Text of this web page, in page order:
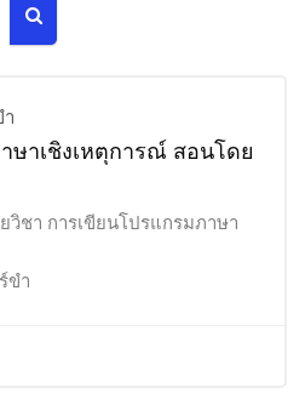
ษาเชิงเหตุการณ์ สอนโดย
วิชา การเขียนโปรแกรมภาษา
ขำ